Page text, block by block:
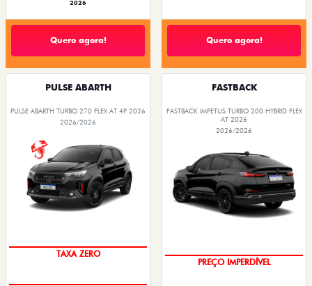
2026
Quero agora! Quero agora!
PULSE ABARTH
PULSE ABARTH TURBO 270 FLEX AT 4P 2026
2026/2026
TAXA ZERO
FASTBACK
FASTBACK IMPETUS TURBO 200 HYBRID FLEX
AT 2026
2026/2026
PREÇO IMPERDÍVEL